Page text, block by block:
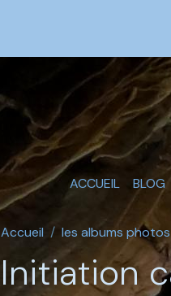
ACCUEIL BLOG
Accueil les albums photos
Initiation